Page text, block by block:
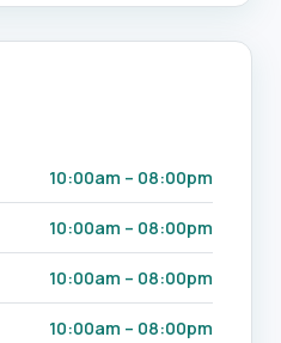
10:00am – 08:00pm
10:00am – 08:00pm
10:00am – 08:00pm
10:00am – 08:00pm